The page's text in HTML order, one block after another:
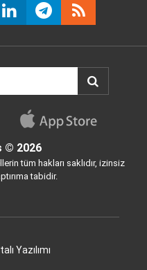
© 2026
tüm hakları saklıdır, izinsiz
tabidir.
Yazılımı